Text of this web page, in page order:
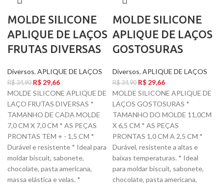
MOLDE SILICONE
APLIQUE DE LAÇOS
FRUTAS DIVERSAS
Diversos, APLIQUE DE LAÇOS
R$34,90 R$ 29,66
MOLDE SILICONE APLIQUE DE
LAÇO FRUTAS DIVERSAS *
TAMANHO DE CADA MOLDE
7,0 CM X 7,0 CM * AS PEÇAS
PRONTAS TEM + - 1,5 CM *
Durável e resistente * Ideal para
moldar biscuit, sabonete,
chocolate, pasta americana,
massa elástica e velas. *
MOLDE SILICONE
APLIQUE DE LAÇOS
GOSTOSURAS
Diversos, APLIQUE DE LAÇOS
R$34,90 R$ 29,66
MOLDE SILICONE APLIQUE DE
LAÇOS GOSTOSURAS *
TAMANHO DO MOLDE 11,0CM
X 6,5 CM * AS PEÇAS
PRONTAS 1,0 CM A 2,5 CM *
Durável, resistente a altas e
baixas temperaturas. * Ideal
para moldar biscuit, sabonete,
chocolate, pasta americana,